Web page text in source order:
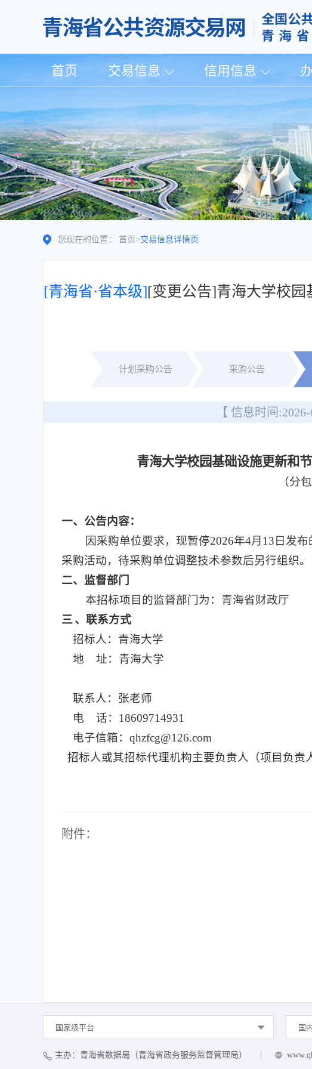
首页 交易信息 信用信息
您现在的位置： 首页 >交易信息详情页
[青海省·省本级][变更公告]青海大学校园
计划采购公告 采购公告
【 信息时间:
青海大学校园基础设施更新和
（分
一、公告内容：
因采购单位要求，现暂停2026年4月13日发
采购活动，待采购单位调整技术参数后另行组织。
二、监督部门
本招标项目的监督部门为：青海省财政厅
三、联系方式
招标人：青海大学
地 址：青海大学
联系人：张老师
电 话：18609714931
电子信箱：qhzfcg@126.com
招标人或其招标代理机构主要负责人（项目负责
附件：
国家级平台 国
主办：青海省数据局（青海省政务服务监督管理局）